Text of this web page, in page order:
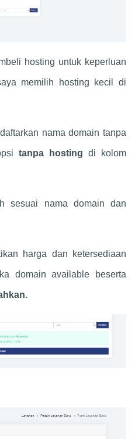
hosting untuk keperluan
memilih hosting kecil di
nama domain tanpa
tanpa hosting di kolom
sesuai nama domain dan
harga dan ketersediaan
domain available beserta